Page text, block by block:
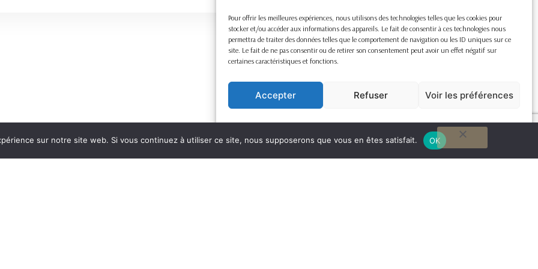
Pour offrir les meilleures expériences, nous utilisons des technologies telles que les cookies pour
stocker et/ou accéder aux informations des appareils. Le fait de consentir à ces technologies nous
permettra de traiter des données telles que le comportement de navigation ou les ID uniques sur ce
site. Le fait de ne pas consentir ou de retirer son consentement peut avoir un effet négatif sur
certaines caractéristiques et fonctions.
Accepter Refuser Voir les préférences
sur notre site web. Si vous continuez à utiliser ce site, nous supposerons que vous en êtes satisfait. OK